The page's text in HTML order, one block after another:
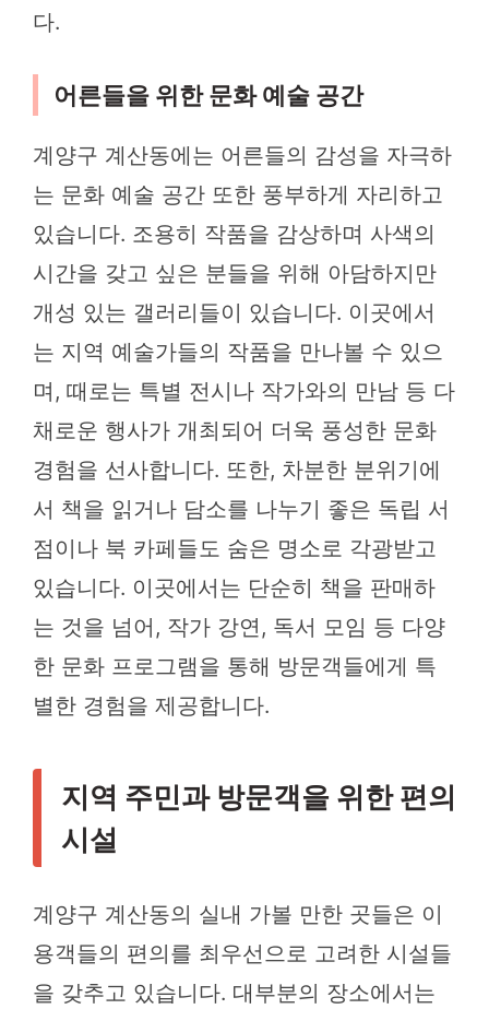
다.
어른들을 위한 문화 예술 공간
계양구 계산동에는 어른들의 감성을 자극하
는 문화 예술 공간 또한 풍부하게 자리하고
있습니다. 조용히 작품을 감상하며 사색의
시간을 갖고 싶은 분들을 위해 아담하지만
개성 있는 갤러리들이 있습니다. 이곳에서
는 지역 예술가들의 작품을 만나볼 수 있으
며, 때로는 특별 전시나 작가와의 만남 등 다
채로운 행사가 개최되어 더욱 풍성한 문화
경험을 선사합니다. 또한, 차분한 분위기에
서 책을 읽거나 담소를 나누기 좋은 독립 서
점이나 북 카페들도 숨은 명소로 각광받고
있습니다. 이곳에서는 단순히 책을 판매하
는 것을 넘어, 작가 강연, 독서 모임 등 다양
한 문화 프로그램을 통해 방문객들에게 특
별한 경험을 제공합니다.
지역 주민과 방문객을 위한 편의
시설
계양구 계산동의 실내 가볼 만한 곳들은 이
용객들의 편의를 최우선으로 고려한 시설들
을 갖추고 있습니다. 대부분의 장소에서는